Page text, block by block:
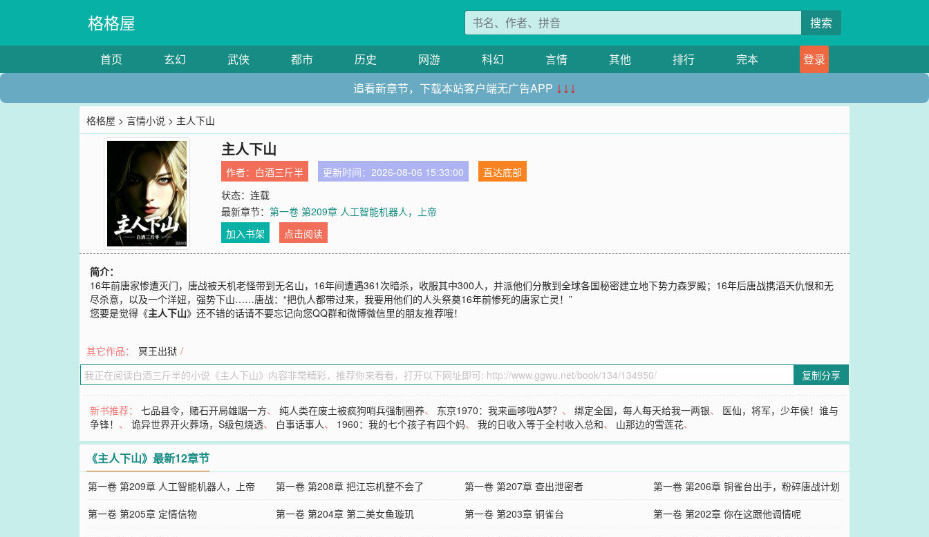
格格屋 搜索
首页 玄幻 武侠 都市 历史 网游 科幻 言情 其他 排行 完本
登录
追看新章节，下载本站客户端无广告APP ↓↓↓
格格屋 >言情小说 > 主人下山
主人下山
作者： 白酒三斤半 更新时间：2026-08-06 15:33:00
直达底部
状态：连载
最新章节：第一卷 第209章 人工智能机器人，上帝
加入书架
点击阅读
简介：
16年前唐家惨遭灭门，唐战被天机老怪带到无名山，16年间遭遇361次暗杀，收服其中300人，并派他们分散到全球各国秘密建立地下势力森罗殿；16年后唐战携滔天仇恨和无
尽杀意，以及一个洋妞，强势下山……唐战：“把仇人都带过来，我要用他们的人头祭奠16年前惨死的唐家亡灵！”
您要是觉得《主人下山》还不错的话请不要忘记向您QQ群和微博微信里的朋友推荐哦！
其它作品： 冥王出狱 /
复制分享
新书推荐：七品县令，赌石开局雄踞一方、纯人类在废土被疯狗哨兵强制圈养、 东京1970：我来画哆啦A梦？ 、绑定全国，每人每天给我一两银、 医仙，将军，少年侯！谁与
争锋！ 、诡异世界开火葬场，S级包烧透、 白事话事人、 1960：我的七个孩子有四个妈、我的日收入等于全村收入总和、 山那边的雪莲花、
《主人下山》最新12章节
第一卷 第209章 人工智能机器人，上帝 第一卷 第208章 把江忘机整不会了 第一卷 第207章 查出泄密者
第一卷 第206章 铜雀台出手，粉碎唐战计划
第一卷 第205章 定情信物
第一卷 第204章 第二美女鱼璇玑 第一卷 第203章 铜雀台
第一卷 第202章 你在这跟他调情呢